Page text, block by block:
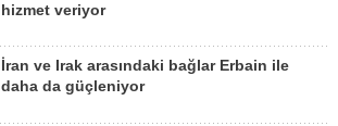
hizmet veriyor
İran ve Irak arasındaki bağlar Erbain ile
daha da güçleniyor